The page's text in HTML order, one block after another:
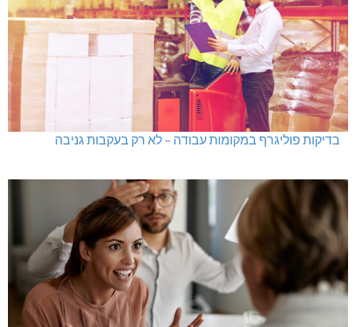
בדיקות פוליגרף במקומות עבודה – לא רק בעקבות גניבה